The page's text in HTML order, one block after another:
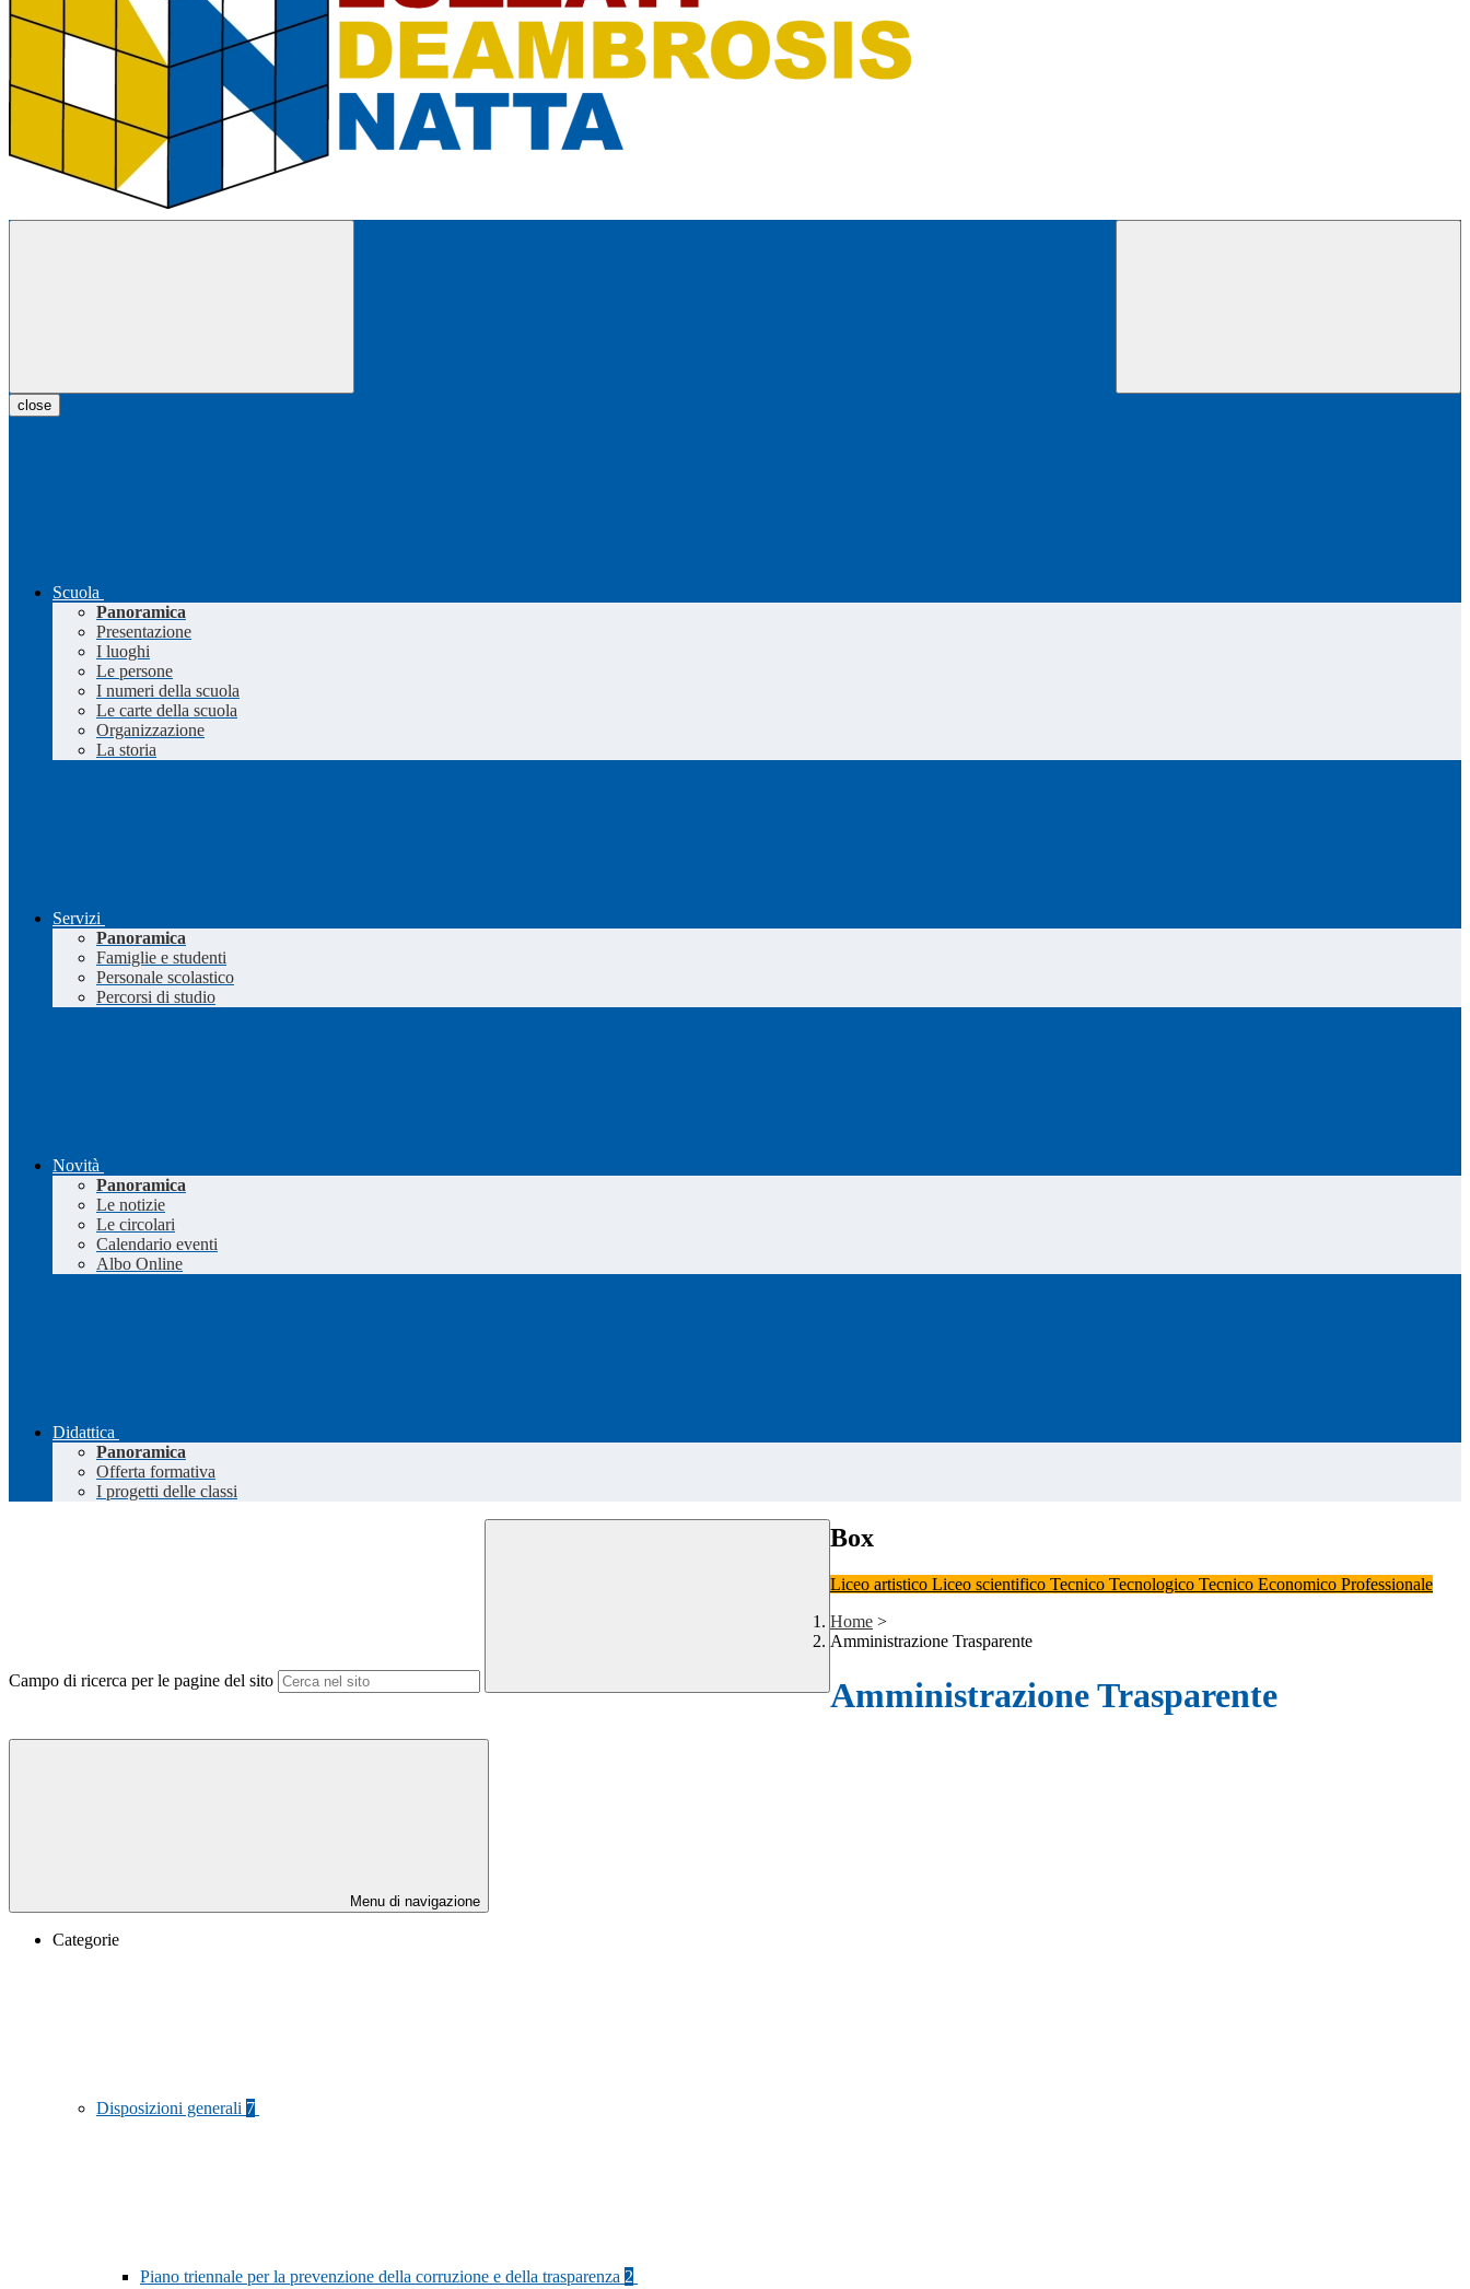
close
Scuola
Panoramica
Presentazione
I luoghi
Le persone
I numeri della scuola
Le carte della scuola
Organizzazione
La storia
Servizi
Panoramica
Famiglie e studenti
Personale scolastico
Percorsi di studio
Novità
Panoramica
Le notizie
Le circolari
Calendario eventi
Albo Online
Didattica
Panoramica
Offerta formativa
I progetti delle classi
Campo di ricerca per le pagine del sito
Box
Liceo artistico Liceo scientifico Tecnico Tecnologico Tecnico Economico Professionale
Home >
Amministrazione Trasparente
Amministrazione Trasparente
Menu di navigazione
Categorie
Disposizioni generali 7
Piano triennale per la prevenzione della corruzione e della trasparenza 2